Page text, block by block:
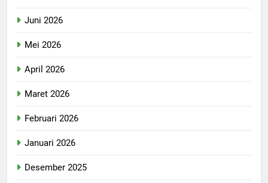
Juni 2026
Mei 2026
April 2026
Maret 2026
Februari 2026
Januari 2026
Desember 2025